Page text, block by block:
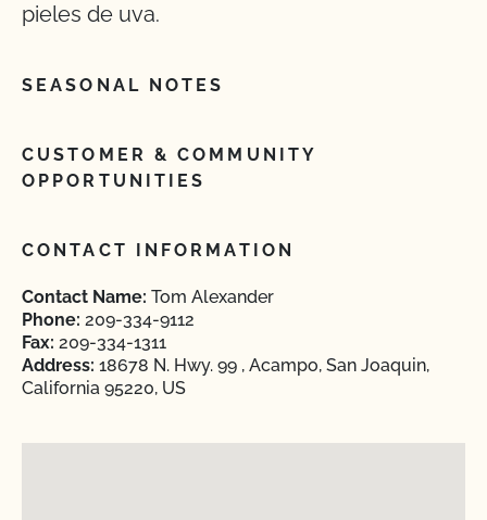
pieles de uva.
SEASONAL NOTES
CUSTOMER & COMMUNITY
OPPORTUNITIES
CONTACT INFORMATION
Contact Name: Tom Alexander
Phone: 209-334-9112
Fax: 209-334-1311
Address: 18678 N. Hwy. 99 , Acampo, San Joaquin,
California 95220, US